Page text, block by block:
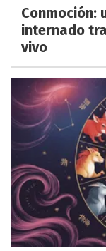
Conmoción:
internado
vivo